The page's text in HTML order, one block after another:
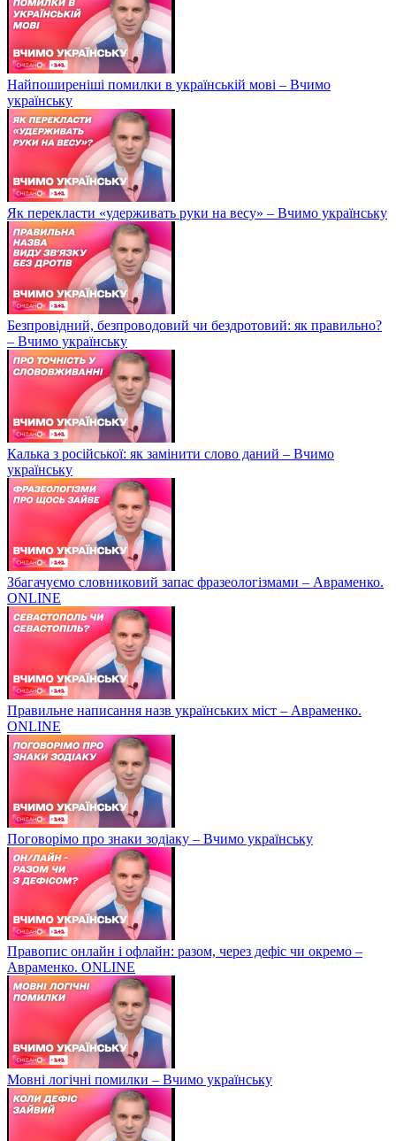
Найпоширеніші помилки в українській мові – Вчимо
українську
Як перекласти «удерживать руки на весу» – Вчимо українську
Безпровідний, безпроводовий чи бездротовий: як правильно?
– Вчимо українську
Калька з російської: як замінити слово даний – Вчимо
українську
Збагачуємо словниковий запас фразеологізмами – Авраменко.
ONLINE
Правильне написання назв українських міст – Авраменко.
ONLINE
Поговорімо про знаки зодіаку – Вчимо українську
Правопис онлайн і офлайн: разом, через дефіс чи окремо –
Авраменко. ONLINE
Мовні логічні помилки – Вчимо українську